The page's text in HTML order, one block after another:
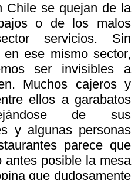
Chile se quejan de la
o de los malos
servicios. Sin
ese mismo sector,
ser invisibles a
Muchos cajeros y
ellos a garabatos
de sus
y algunas personas
parece que
antes posible la mesa
que dudosamente